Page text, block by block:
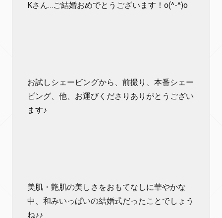
Kさん…ご結婚おめでとうございます！o(^-^)o
お試しシェービングから、前撮り、本番シェー
ビング、他、お運びくださりありがとうござい
ます♪
美肌・艶肌の美しさをおもてなしに華やかな
中、和みいっぱいの結婚式だったことでしょう
ね♪♪